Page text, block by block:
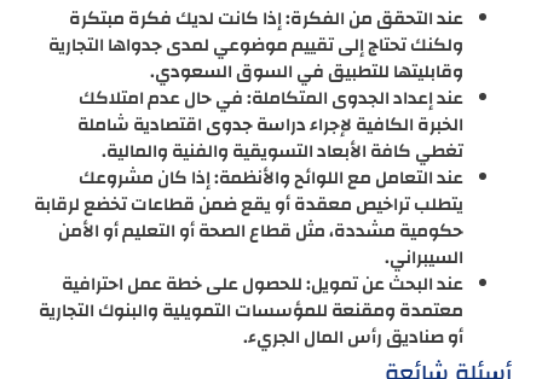
عند التحقق من الفكرة: إذا كانت لديك فكرة مبتكرة
ولكنك تحتاج إلى تقييم موضوعي لمدى جدواها التجارية
وقابليتها للتطبيق في السوق السعودي.
عند إعداد الجدوى المتكاملة: في حال عدم امتلاكك
الخبرة الكافية لإجراء دراسة جدوى اقتصادية شاملة
تغطي كافة الأبعاد التسويقية والفنية والمالية.
عند التعامل مع اللوائح والأنظمة: إذا كان مشروعك
يتطلب تراخيص معقدة أو يقع ضمن قطاعات تخضع لرقابة
حكومية مشددة، مثل قطاع الصحة أو التعليم أو الأمن
السيبراني.
عند البحث عن تمويل: للحصول على خطة عمل احترافية
معتمدة ومقنعة للمؤسسات التمويلية والبنوك التجارية
أو صناديق رأس المال الجريء.